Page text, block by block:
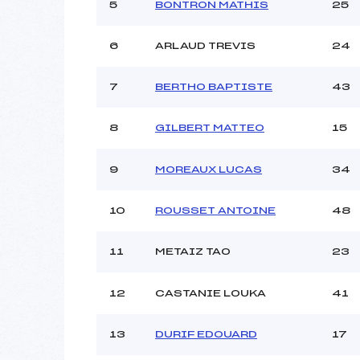
Pénalité appliquée :
5 BONTRON MATHIS 25
6 ARLAUD TREVIS 24
7 BERTHO BAPTISTE 43
8 GILBERT MATTEO 15
9 MOREAUX LUCAS 34
10 ROUSSET ANTOINE 48
11 METAIZ TAO 23
12 CASTANIE LOUKA 41
13 DURIF EDOUARD 17